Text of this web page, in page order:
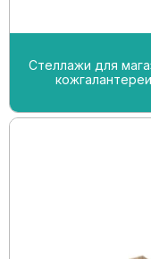
Стеллажи для
кожгалантереи